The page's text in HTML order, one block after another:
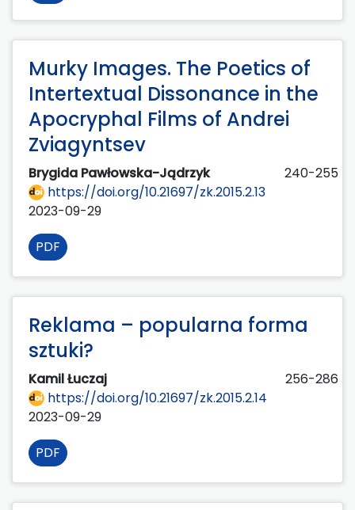
Murky Images. The Poetics of
Intertextual Dissonance in the
Apocryphal Films of Andrei
Zviagyntsev
Brygida Pawłowska-Jądrzyk
240-255
https://doi.org/10.21697/zk.2015.2.13
2023-09-29
PDF
Reklama – popularna forma
sztuki?
Kamil Łuczaj
256-286
https://doi.org/10.21697/zk.2015.2.14
2023-09-29
PDF